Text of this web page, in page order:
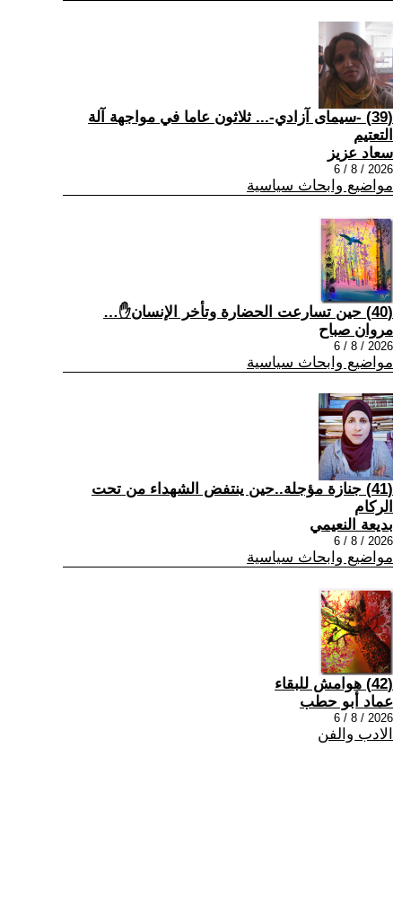
(39) -سيمای آزادي-... ثلاثون عاما في مواجهة آلة
التعتيم
سعاد عزيز
2026 / 8 / 6
مواضيع وابحاث سياسية
(40) حين تسارعت الحضارة وتأخر الإنسان✋…
مروان صباح
2026 / 8 / 6
مواضيع وابحاث سياسية
(41) جنازة مؤجلة..حين ينتفض الشهداء من تحت
الركام
بديعة النعيمي
2026 / 8 / 6
مواضيع وابحاث سياسية
(42) هوامش للبقاء
عماد أبو حطب
2026 / 8 / 6
الادب والفن